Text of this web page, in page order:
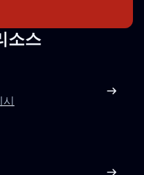
소스